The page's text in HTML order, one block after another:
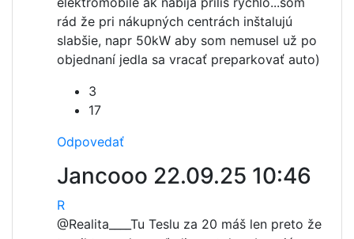
rád že pri nákupných centrách inštalujú
slabšie, napr 50kW aby som nemusel už po
objednaní jedla sa vracať preparkovať auto)
3
17
Odpovedať
Jancooo 22.09.25 10:46
R
@Realita____ Tu Teslu za 20 máš len preto že